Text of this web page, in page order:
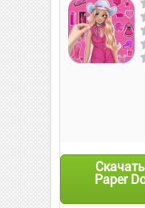
Paper